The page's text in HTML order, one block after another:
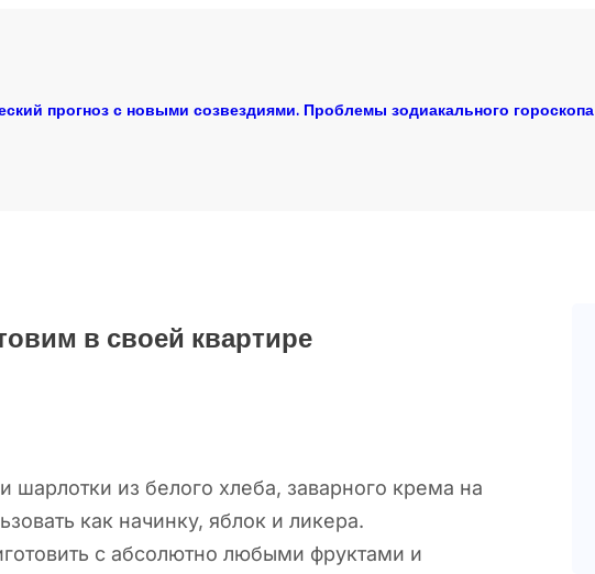
прогноз с новыми созвездиями. Проблемы зодиакального гороскопа
в своей квартире
шарлотки из белого хлеба, заварного крема на
как начинку, яблок и ликера.
с абсолютно любыми фруктами и